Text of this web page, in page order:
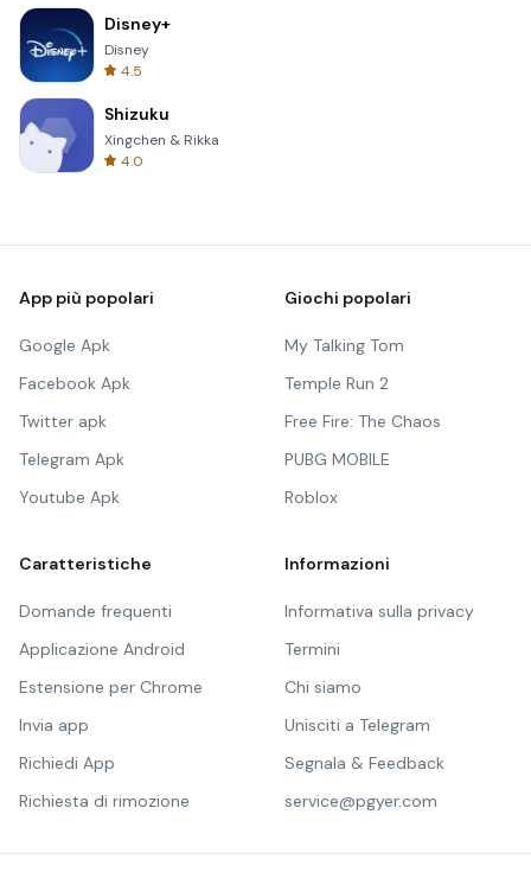
Disney+
Disney
4.5
Shizuku
Xingchen & Rikka
4.0
App più popolari
Google Apk
Facebook Apk
Twitter apk
Telegram Apk
Youtube Apk
Giochi popolari
My Talking Tom
Temple Run 2
Free Fire: The Chaos
PUBG MOBILE
Roblox
Caratteristiche
Domande frequenti
Applicazione Android
Estensione per Chrome
Invia app
Richiedi App
Richiesta di rimozione
Informazioni
Informativa sulla privacy
Termini
Chi siamo
Unisciti a Telegram
Segnala & Feedback
service@pgyer.com